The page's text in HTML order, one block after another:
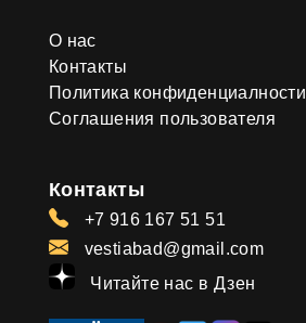
О нас
Контакты
Политика конфиденциалности
Соглашения пользователя
Контакты
+7 916 167 51 51
vestiabad@gmail.com
Читайте нас в Дзен